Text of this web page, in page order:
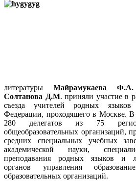
литературы Майрамукаева Ф.А.
Солтанова Д.М. приняли участие в
съезда учителей родных языков
Федерации, проходящего в Москве. В
280 делегатов из 75
общеобразовательных организаций,
средних специальных учебных
академической науки,
преподавания родных языков и
органов управления
образовательных организаций.